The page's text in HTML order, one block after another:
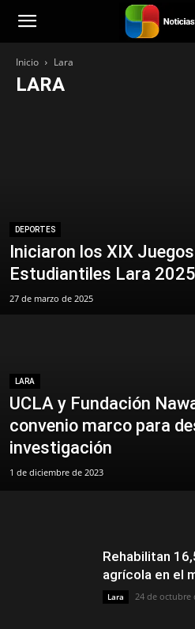
Noticias251
Inicio Lara
LARA
DEPORTES
Iniciaron los XIX
Estudiantiles Lara 2025
27 de marzo de 2025
LARA
UCLA y Fundación
convenio marco para
investigación
1 de diciembre de 2023
Rehabilitan
agrícola en el
Lara 24 de octubre